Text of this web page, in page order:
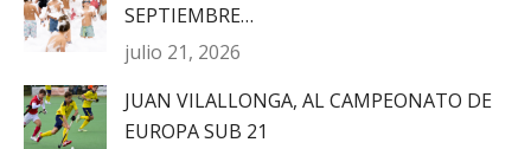
SEPTIEMBRE…
julio 21, 2026
JUAN VILALLONGA, AL CAMPEONATO DE
EUROPA SUB 21